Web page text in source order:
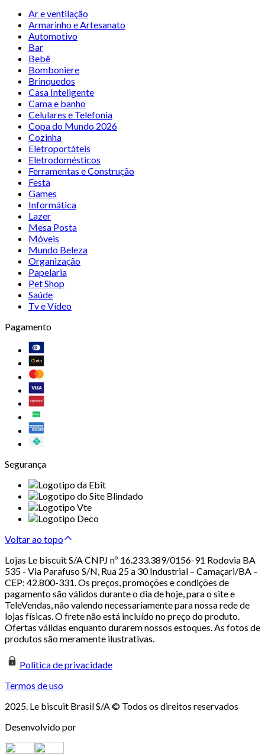
Ar e ventilação
Armarinho e Artesanato
Automotivo
Bar
Bebê
Bomboniere
Brinquedos
Casa Inteligente
Cama e banho
Celulares e Telefonia
Copa do Mundo 2026
Cozinha
Eletroportáteis
Eletrodomésticos
Ferramentas e Construção
Festa
Games
Informática
Lazer
Mesa Posta
Móveis
Mundo Beleza
Organização
Papelaria
Pet Shop
Saúde
Tv e Vídeo
Pagamento
Segurança
Voltar ao topo
Lojas Le biscuit S/A CNPJ nº 16.233.389/0156-91 Rodovia BA
535 - Via Parafuso S/N, Rua 25 a 30 Industrial – Camaçari/BA –
CEP: 42.800-331. Os preços, promoções e condições de
pagamento são válidos durante o dia de hoje, para o site e
TeleVendas, não valendo necessariamente para nossa rede de
lojas físicas. O frete não está incluído no preço do produto.
Ofertas válidas enquanto durarem nossos estoques. As fotos de
produtos são meramente ilustrativas.
Politica de privacidade
Termos de uso
2025. Le biscuit Brasil S/A © Todos os direitos reservados
Desenvolvido por